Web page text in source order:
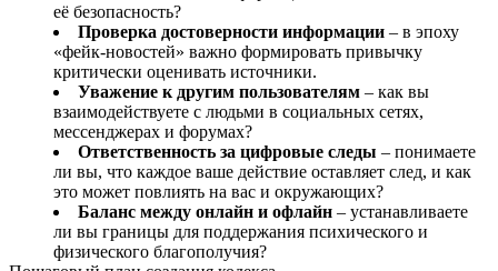
её безопасность?
Проверка достоверности информации – в эпоху
«фейк-новостей» важно формировать привычку
критически оценивать источники.
Уважение к другим пользователям – как вы
взаимодействуете с людьми в социальных сетях,
мессенджерах и форумах?
Ответственность за цифровые следы – понимаете
ли вы, что каждое ваше действие оставляет след, и как
это может повлиять на вас и окружающих?
Баланс между онлайн и офлайн – устанавливаете
ли вы границы для поддержания психического и
физического благополучия?